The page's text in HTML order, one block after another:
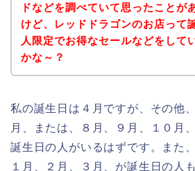
ドなどを調べていて思ったことが
けど、レッドドラゴンのお店って
人限定でお得なセールなどをして
かな～？
私の誕生日は４月ですが、その他
月、または、８月、９月、１０月
誕生日の人がいるはずです。また
１月、２月、３月、が誕生日の人